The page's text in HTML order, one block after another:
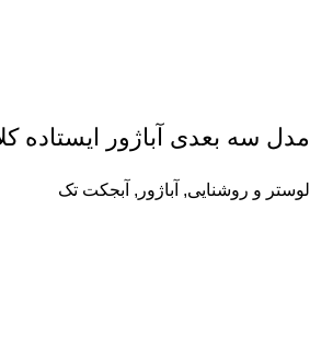
مدل سه بعدی آباژور ایستاده
لوستر و روشنایی, آباژور , آبجکت تک